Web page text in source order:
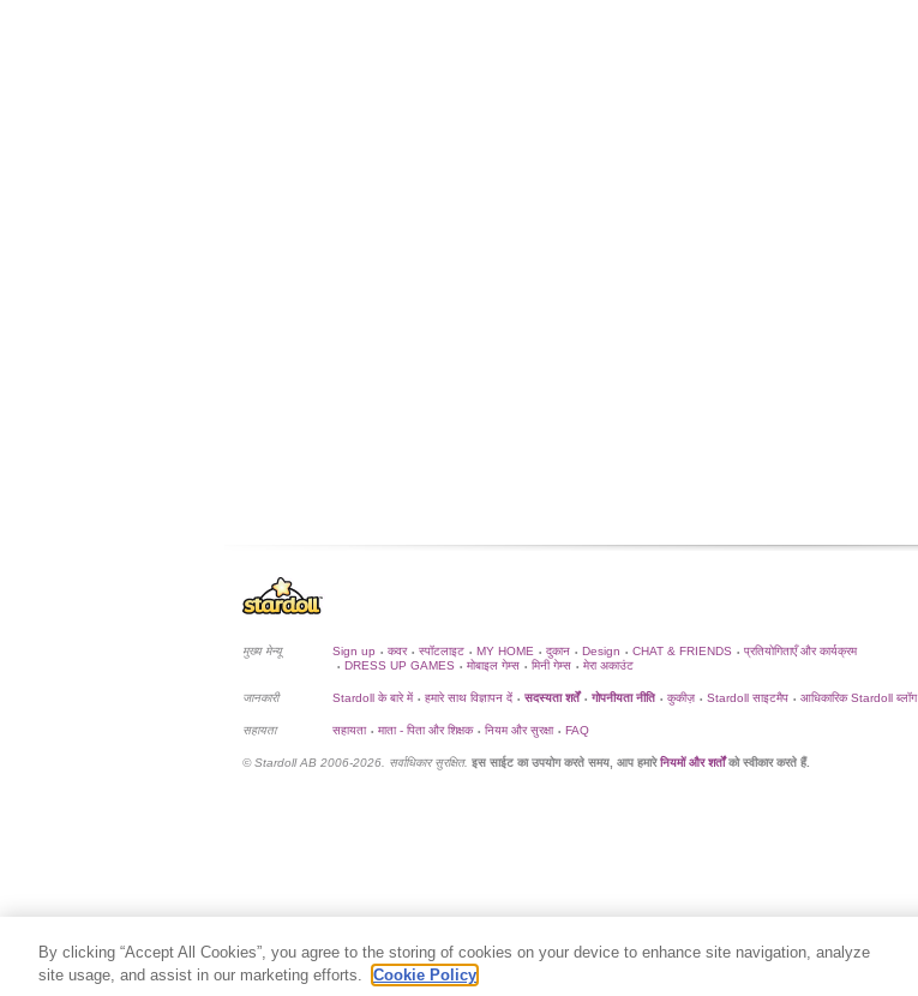
मुख्य मेन्यू Sign up • कवर • स्पॉटलाइट • MY HOME • दुकान • Design • CHAT & FRIENDS • प्रतियोगिताएँ और कार्यक्रम
• DRESS UP GAMES • मोबाइल गेम्स • मिनी गेम्स • मेरा अकाउंट
जानकारी Stardoll के बारे में • हमारे साथ विज्ञापन दें • सदस्यता शर्तें • गोपनीयता नीति • कुकीज़ • Stardoll साइटमैप • आधिकारिक Stardoll ब्लॉग
सहायता सहायता • माता - पिता और शिक्षक • नियम और सुरक्षा • FAQ
© Stardoll AB 2006-2026. सर्वाधिकार सुरक्षित. इस साईट का उपयोग करते समय, आप हमारेनियमों और शर्तोंको स्वीकार करते हैं.
By clicking “Accept All Cookies”, you agree to the storing of cookies on your device to enhance site navigation, analyze
site usage, and assist in our marketing efforts.
Cookie Policy